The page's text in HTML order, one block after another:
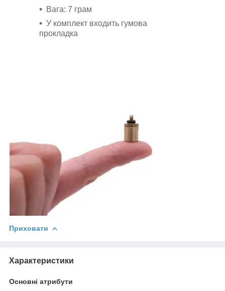
Вага: 7 грам
У комплект входить гумова
прокладка
Приховати
Характеристики
Основні атрибути